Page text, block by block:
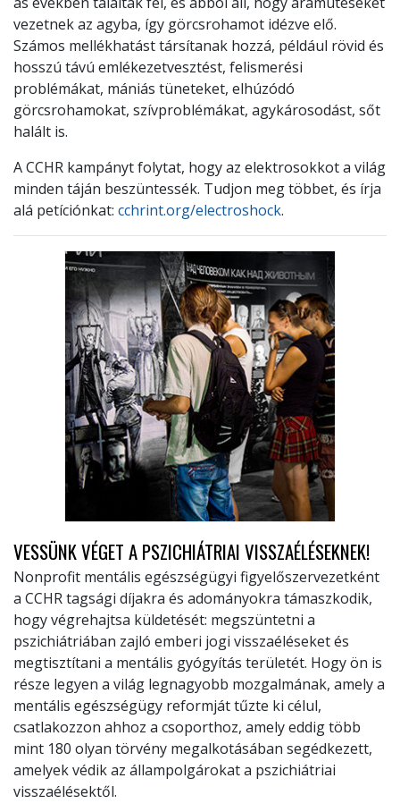
vezetnek az agyba, így görcsrohamot idézve elő.
Számos mellékhatást társítanak hozzá, például rövid és
hosszú távú emlékezetvesztést, felismerési
problémákat, mániás tüneteket, elhúzódó
görcsrohamokat, szívproblémákat, agykárosodást, sőt
halált is.
A CCHR kampányt folytat, hogy az elektrosokkot a világ
minden táján beszüntessék. Tudjon meg többet, és írja
alá petíciónkat: cchrint.org/electroshock.
VESSÜNK VÉGET A PSZICHIÁTRIAI VISSZAÉLÉSEKNEK!
Nonprofit mentális egészségügyi figyelőszervezetként
a CCHR tagsági díjakra és adományokra támaszkodik,
hogy végrehajtsa küldetését: megszüntetni a
pszichiátriában zajló emberi jogi visszaéléseket és
megtisztítani a mentális gyógyítás területét. Hogy ön is
része legyen a világ legnagyobb mozgalmának, amely a
mentális egészségügy reformját tűzte ki célul,
csatlakozzon ahhoz a csoporthoz, amely eddig több
mint 180 olyan törvény megalkotásában segédkezett,
amelyek védik az állampolgárokat a pszichiátriai
visszaélésektől.